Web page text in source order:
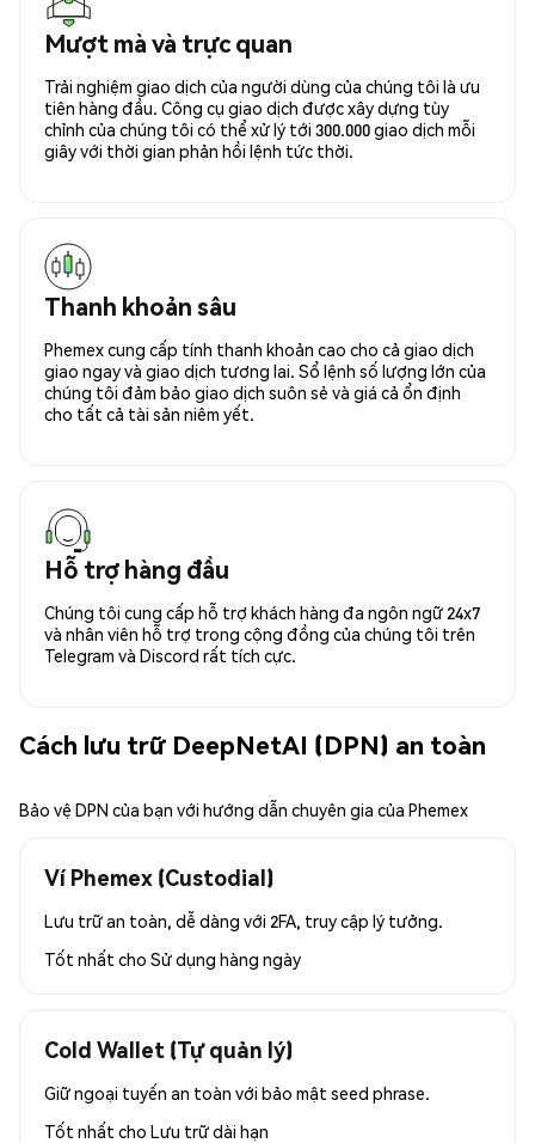
Mượt mà và trực quan
Trải nghiệm giao dịch của người dùng của chúng tôi là ưu
tiên hàng đầu. Công cụ giao dịch được xây dựng tùy
chỉnh của chúng tôi có thể xử lý tới 300.000 giao dịch mỗi
giây với thời gian phản hồi lệnh tức thời.
Thanh khoản sâu
Phemex cung cấp tính thanh khoản cao cho cả giao dịch
giao ngay và giao dịch tương lai. Sổ lệnh số lượng lớn của
chúng tôi đảm bảo giao dịch suôn sẻ và giá cả ổn định
cho tất cả tài sản niêm yết.
Hỗ trợ hàng đầu
Chúng tôi cung cấp hỗ trợ khách hàng đa ngôn ngữ 24x7
và nhân viên hỗ trợ trong cộng đồng của chúng tôi trên
Telegram và Discord rất tích cực.
Cách lưu trữ DeepNetAI (DPN) an toàn
Bảo vệ DPN của bạn với hướng dẫn chuyên gia của Phemex
Ví Phemex (Custodial)
Lưu trữ an toàn, dễ dàng với 2FA, truy cập lý tưởng.
Tốt nhất cho Sử dụng hàng ngày
Cold Wallet (Tự quản lý)
Giữ ngoại tuyến an toàn với bảo mật seed phrase.
Tốt nhất cho Lưu trữ dài hạn